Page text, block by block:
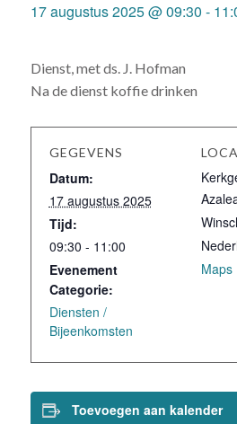
17 augustus 2025 @ 09:30 -
Dienst, met ds. J. Hofman
Na de dienst koffie drinken
GEGEVENS
Datum:
17 augustus 2025
Tijd:
09:30 - 11:00
Evenement
Categorie:
Diensten /
Bijeenkomsten
Maps
Toevoegen aan kalender